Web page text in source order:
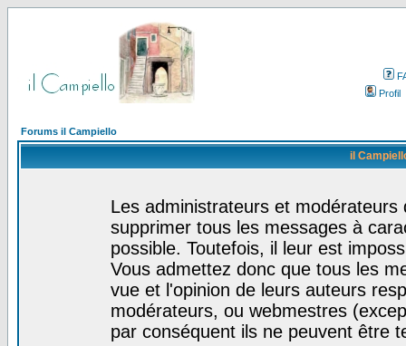
Profil
Forums il Campiello
il
Les administrateurs et
supprimer tous les messages à
possible. Toutefois, il leur est
Vous admettez donc que tous les
vue et l'opinion de leurs auteurs
modérateurs, ou webmestres
par conséquent ils ne peuvent être